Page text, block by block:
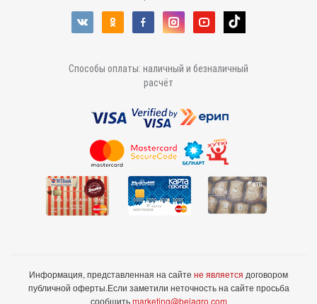
Способы оплаты: наличный и безналичный
расчёт
Информация, представленная на сайте не является договором
публичной оферты.Если заметили неточность на сайте просьба
сообщитьmarketing@belagro.com